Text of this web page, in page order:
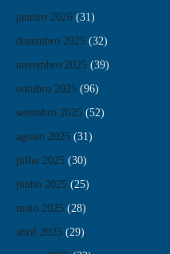
janeiro 2026 (31)
dezembro 2025 (32)
novembro 2025 (39)
outubro 2025 (96)
setembro 2025 (52)
agosto 2025 (31)
julho 2025 (30)
junho 2025 (25)
maio 2025 (28)
abril 2025 (29)